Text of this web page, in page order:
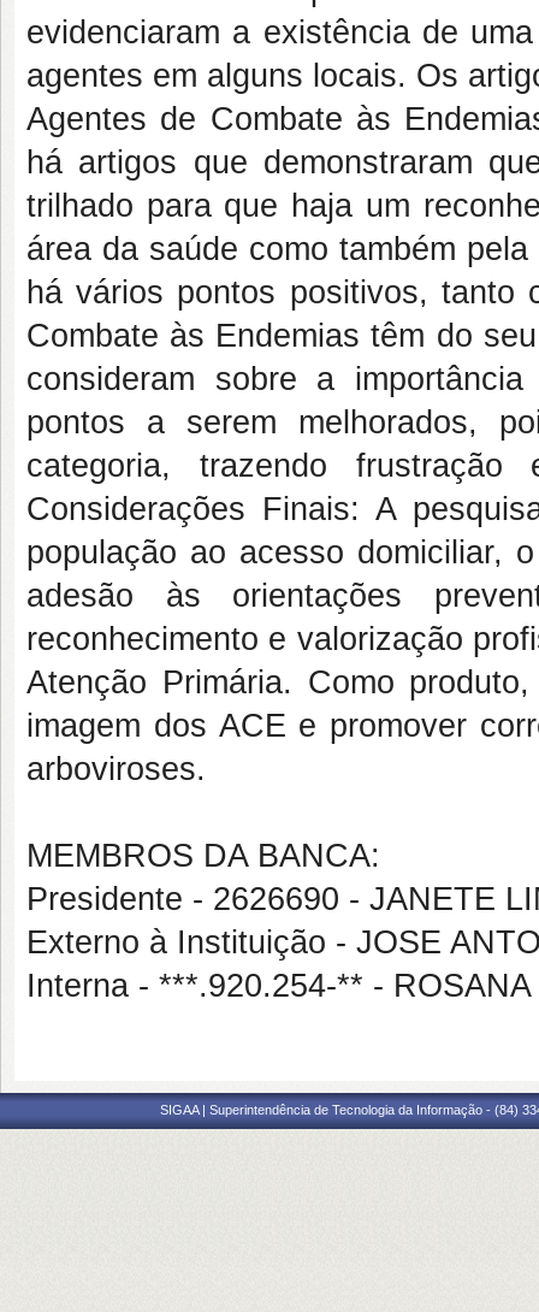
evidenciaram a existência de
agentes em alguns locais. Os
Agentes de Combate às
há artigos que demonstraram
trilhado para que haja um
área da saúde como também
há vários pontos positivos, tanto
Combate às Endemias têm do
consideram sobre a
pontos a serem melhorados,
categoria, trazendo
Considerações Finais: A
população ao acesso domiciliar,
adesão às orientações
reconhecimento e valorização
Atenção Primária. Como
imagem dos ACE e promover
arboviroses.
MEMBROS DA BANCA:
Presidente - 2626690 - JANETE
Externo à Instituição - JOSE
Interna - ***.920.254-** -
SIGAA | Superintendência de Tecnologia da Informação - (84)